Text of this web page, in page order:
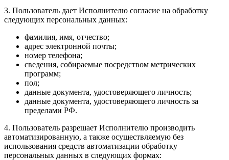
3. Пользователь дает Исполнителю согласие на обработку
следующих персональных данных:
фамилия, имя, отчество;
адрес электронной почты;
номер телефона;
сведения, собираемые посредством метрических
программ;
пол;
данные документа, удостоверяющего личность;
данные документа, удостоверяющего личность за
пределами РФ.
4. Пользователь разрешает Исполнителю производить
автоматизированную, а также осуществляемую без
использования средств автоматизации обработку
персональных данных в следующих формах: